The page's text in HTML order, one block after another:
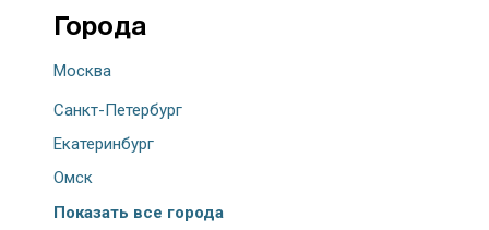
Города
Москва
Санкт-Петербург
Екатеринбург
Омск
Показать все города